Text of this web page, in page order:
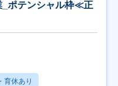
_ポテンシャル枠≪正
育休あり